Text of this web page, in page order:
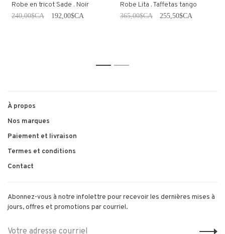
Robe en tricot Sade . Noir
240,00$CA 192,00$CA
Robe Lita . Taffetas tango
365,00$CA 255,50$CA
1 2
À propos
Nos marques
Paiement et livraison
Termes et conditions
Contact
Abonnez-vous à notre infolettre pour recevoir les dernières mises à
jours, offres et promotions par courriel.